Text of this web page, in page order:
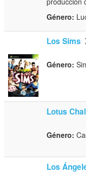
Género:
Los Sims
Género:
Lotus
Género:
Los